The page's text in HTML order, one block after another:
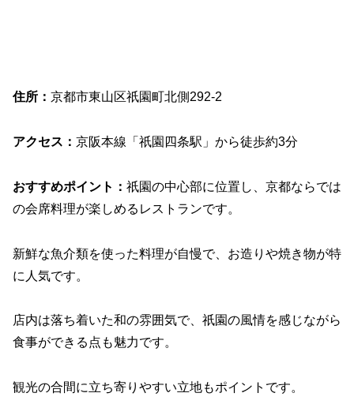
住所： 京都市東山区祇園町北側292-2
アクセス： 京阪本線「祇園四条駅」から徒歩約3分
おすすめポイント： 祇園の中心部に位置し、京都ならでは
の会席料理が楽しめるレストランです。
新鮮な魚介類を使った料理が自慢で、お造りや焼き物が特
に人気です。
店内は落ち着いた和の雰囲気で、祇園の風情を感じながら
食事ができる点も魅力です。
観光の合間に立ち寄りやすい立地もポイントです。